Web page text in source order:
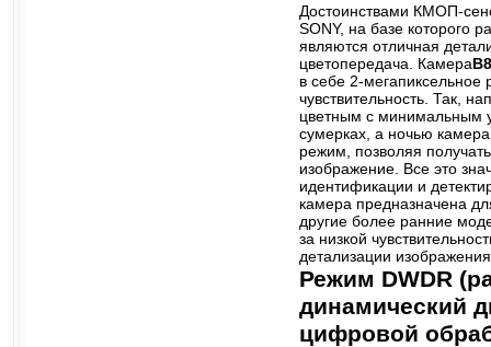
Достоинствами КМОП-
SONY, на базе которого
являются отличная
цветопередача. Камера
в себе 2-
чувствительность. Так,
цветным с минимальным
сумерках, а ночью
режим, позволяя
изображение. Все это
идентификации и
камера предназначена
другие более ранние
за низкой
детализации
Режим DWDR
динамический
цифровой